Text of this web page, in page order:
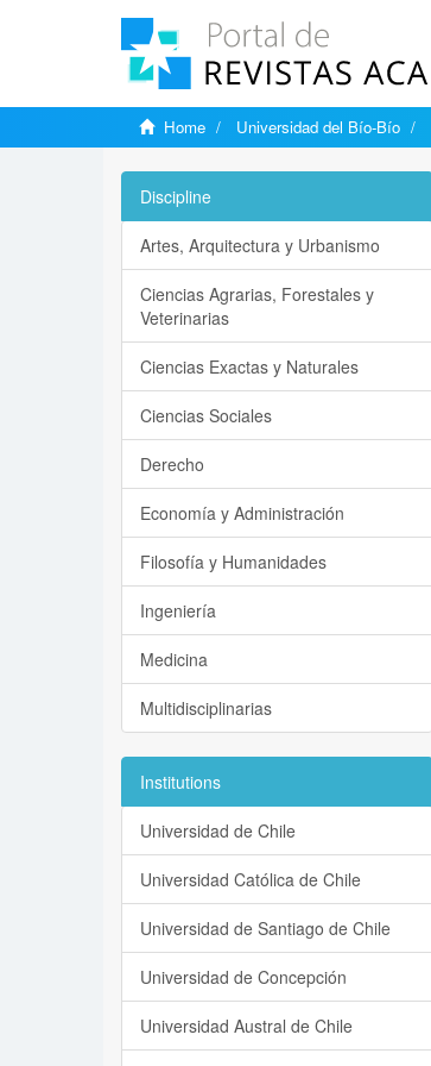
Home Universidad del Bío-Bío
Discipline
Artes, Arquitectura y Urbanismo
Ciencias Agrarias, Forestales y
Veterinarias
Ciencias Exactas y Naturales
Ciencias Sociales
Derecho
Economía y Administración
Filosofía y Humanidades
Ingeniería
Medicina
Multidisciplinarias
Institutions
Universidad de Chile
Universidad Católica de Chile
Universidad de Santiago de Chile
Universidad de Concepción
Universidad Austral de Chile